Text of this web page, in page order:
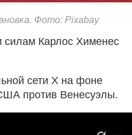
Фото: Pixabay
Карлос Хименес
сети Х на фоне
против Венесуэлы.